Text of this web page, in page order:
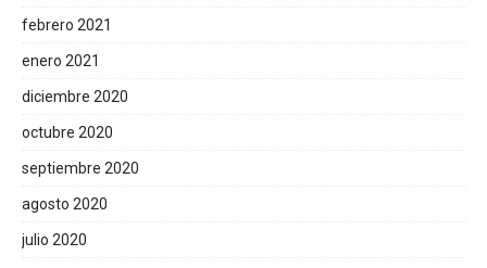
febrero 2021
enero 2021
diciembre 2020
octubre 2020
septiembre 2020
agosto 2020
julio 2020